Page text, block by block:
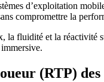
d’exploitation
compromettre la
la fluidité et la réactivité
(RTP) des